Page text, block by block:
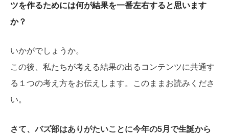
ツを作るためには何が結果を一番左右すると思います
か？
いかがでしょうか。
この後、私たちが考える結果の出るコンテンツに共通す
る１つの考え方をお伝えします。このままお読みくださ
い。
さて、バズ部はありがたいことに今年の5月で生誕から